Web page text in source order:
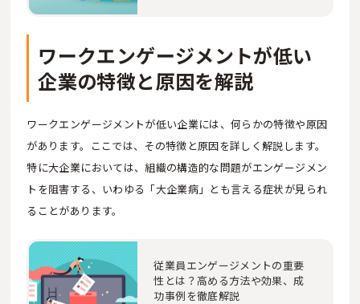
ワークエンゲージメントが低い
企業の特徴と原因を解説
ワークエンゲージメントが低い企業には、何らかの特徴や原因
があります。ここでは、その特徴と原因を詳しく解説します。
特に大企業においては、組織の構造的な問題がエンゲージメン
トを阻害する、いわゆる「大企業病」とも言える症状が見られ
ることがあります。
従業員エンゲージメントの重要
性とは？高める方法や効果、成
功事例を徹底解説